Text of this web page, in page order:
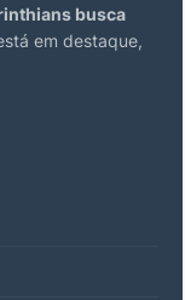
busca
em destaque,